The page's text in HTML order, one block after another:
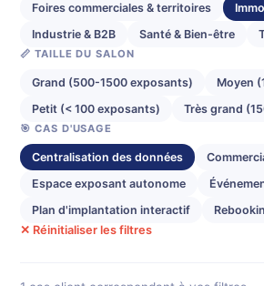
Foires commerciales & territoires
Industrie & B2B
Santé & Bien-être
📏 TAILLE DU SALON
Grand (500-1500 exposants)
Moyen
Petit (< 100 exposants)
Très grand
🎯 CAS D'USAGE
Centralisation des données
Espace exposant autonome
Plan d'implantation interactif
✕ Réinitialiser les filtres